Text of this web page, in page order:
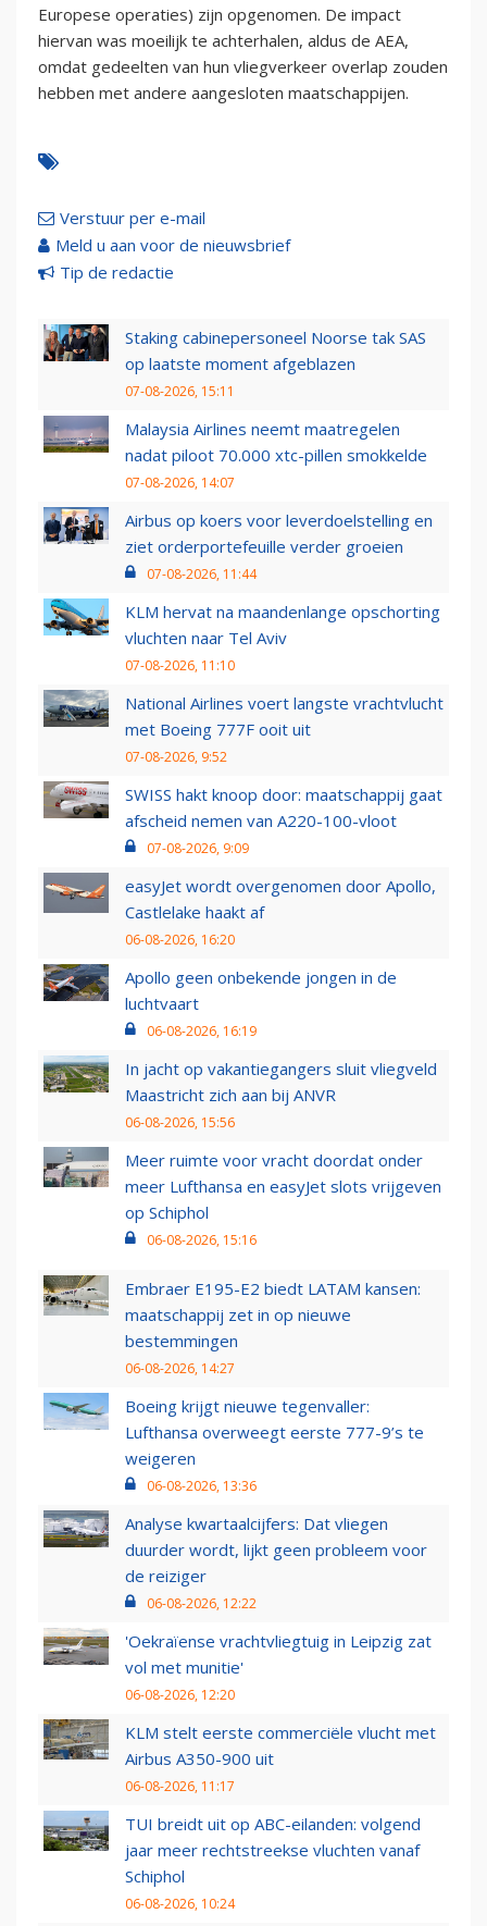
Europese operaties) zijn opgenomen. De impact
hiervan was moeilijk te achterhalen, aldus de AEA,
omdat gedeelten van hun vliegverkeer overlap zouden
hebben met andere aangesloten maatschappijen.
Verstuur per e-mail
Meld u aan voor de nieuwsbrief
Tip de redactie
Staking cabinepersoneel Noorse tak SAS
op laatste moment afgeblazen
07-08-2026, 15:11
Malaysia Airlines neemt maatregelen
nadat piloot 70.000 xtc-pillen smokkelde
07-08-2026, 14:07
Airbus op koers voor leverdoelstelling en
ziet orderportefeuille verder groeien
07-08-2026, 11:44
KLM hervat na maandenlange opschorting
vluchten naar Tel Aviv
07-08-2026, 11:10
National Airlines voert langste vrachtvlucht
met Boeing 777F ooit uit
07-08-2026, 9:52
SWISS hakt knoop door: maatschappij gaat
afscheid nemen van A220-100-vloot
07-08-2026, 9:09
easyJet wordt overgenomen door Apollo,
Castlelake haakt af
06-08-2026, 16:20
Apollo geen onbekende jongen in de
luchtvaart
06-08-2026, 16:19
In jacht op vakantiegangers sluit vliegveld
Maastricht zich aan bij ANVR
06-08-2026, 15:56
Meer ruimte voor vracht doordat onder
meer Lufthansa en easyJet slots vrijgeven
op Schiphol
06-08-2026, 15:16
Embraer E195-E2 biedt LATAM kansen:
maatschappij zet in op nieuwe
bestemmingen
06-08-2026, 14:27
Boeing krijgt nieuwe tegenvaller:
Lufthansa overweegt eerste 777-9’s te
weigeren
06-08-2026, 13:36
Analyse kwartaalcijfers: Dat vliegen
duurder wordt, lijkt geen probleem voor
de reiziger
06-08-2026, 12:22
'Oekraïense vrachtvliegtuig in Leipzig zat
vol met munitie'
06-08-2026, 12:20
KLM stelt eerste commerciële vlucht met
Airbus A350-900 uit
06-08-2026, 11:17
TUI breidt uit op ABC-eilanden: volgend
jaar meer rechtstreekse vluchten vanaf
Schiphol
06-08-2026, 10:24